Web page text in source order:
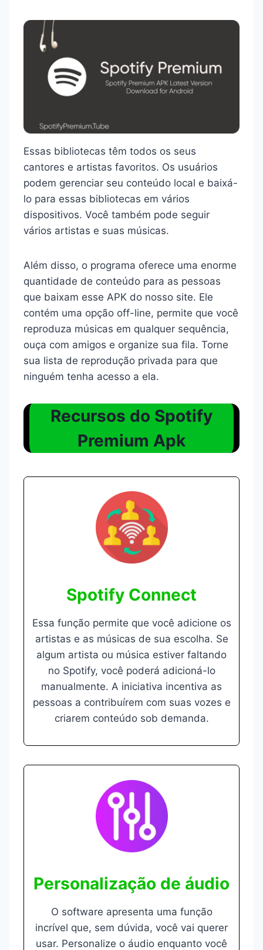
Essas bibliotecas têm todos os seus
cantores e artistas favoritos. Os usuários
podem gerenciar seu conteúdo local e baixá-
lo para essas bibliotecas em vários
dispositivos. Você também pode seguir
vários artistas e suas músicas.
Além disso, o programa oferece uma enorme
quantidade de conteúdo para as pessoas
que baixam esse APK do nosso site. Ele
contém uma opção off-line, permite que você
reproduza músicas em qualquer sequência,
ouça com amigos e organize sua fila. Torne
sua lista de reprodução privada para que
ninguém tenha acesso a ela.
Recursos do Spotify
Premium Apk
Spotify Connect
Essa função permite que você adicione os
artistas e as músicas de sua escolha. Se
algum artista ou música estiver faltando
no Spotify, você poderá adicioná-lo
manualmente. A iniciativa incentiva as
pessoas a contribuírem com suas vozes e
criarem conteúdo sob demanda.
Personalização de áudio
O software apresenta uma função
incrível que, sem dúvida, você vai querer
usar. Personalize o áudio enquanto você